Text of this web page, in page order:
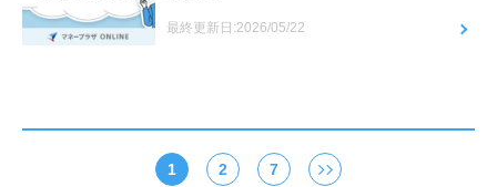
最終更新日:2026/05/22
1 2 7